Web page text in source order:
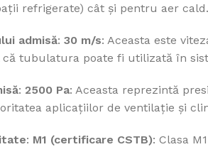
refrigerate) cât și pentru aer cald.
admisă: 30 m/s: Aceasta este
tubulatura poate fi utilizată în
: 2500 Pa: Aceasta reprezintă
aplicațiilor de ventilație și
: M1 (certificare CSTB): Clasa